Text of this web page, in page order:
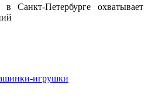
в Санкт-Петербурге охватывает
игрушки